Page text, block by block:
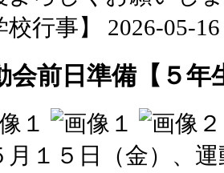
校行事】 2026-05-
会前日準備【５年
１５日（金）、